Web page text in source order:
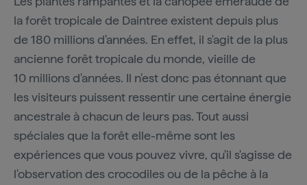
la forêt tropicale de Daintree existent depuis plus
de 180 millions d'années. En effet, il s'agit de la plus
ancienne forêt tropicale du monde, vieille de
10 millions d'années. Il n'est donc pas étonnant que
les visiteurs puissent ressentir une certaine énergie
ancestrale à chacun de leurs pas. Tout aussi
spéciales que la forêt elle-même sont les
expériences que vous pouvez vivre, qu'il s'agisse de
l'observation des crocodiles ou de la pêche à la